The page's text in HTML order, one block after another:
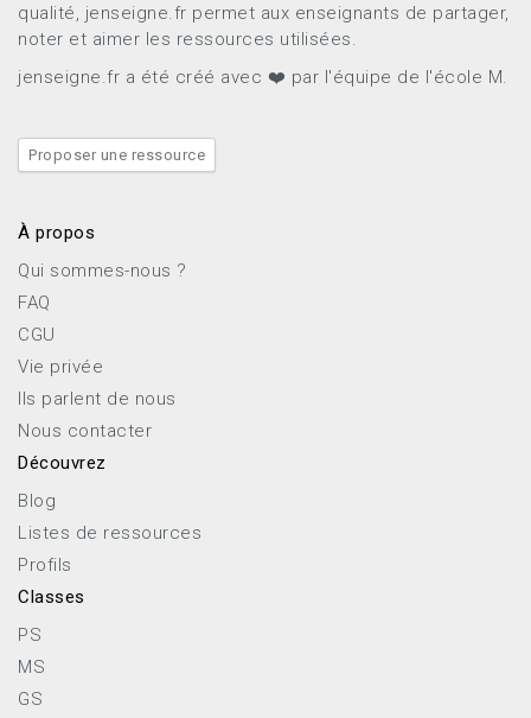
qualité, jenseigne.fr permet aux enseignants de partager,
noter et aimer les ressources utilisées.
jenseigne.fr a été créé avec ❤️ par l'équipe de l'école M.
Proposer une ressource
À propos
Qui sommes-nous ?
FAQ
CGU
Vie privée
Ils parlent de nous
Nous contacter
Découvrez
Blog
Listes de ressources
Profils
Classes
PS
MS
GS